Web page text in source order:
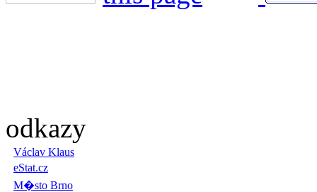
odkazy
Václav Klaus
eStat.cz
M�sto Brno